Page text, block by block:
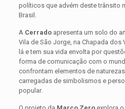
políticos que advém deste trânsito
Brasil.
A Cerradoapresenta um solo do
Vila de São Jorge, na Chapada dos
lá e tem sua vida envolta por
forma de comunicação com o
confrontam elementos de
carregadas de simbolismos e
popular.